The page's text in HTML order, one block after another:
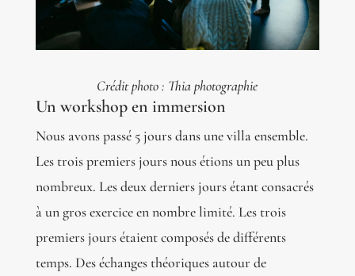
Crédit photo : Thia photographie
Un workshop en immersion
Nous avons passé 5 jours dans une villa ensemble.
Les trois premiers jours nous étions un peu plus
nombreux. Les deux derniers jours étant consacrés
à un gros exercice en nombre limité. Les trois
premiers jours étaient composés de différents
temps. Des échanges théoriques autour de